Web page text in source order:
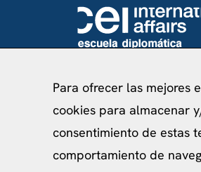
93 205 45 16 Ext. 0
Para ofrecer las mejores
cookies para almacenar
consentimiento de estas
comportamiento de